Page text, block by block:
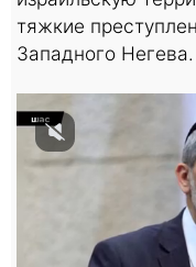
тяжкие
Западного Негева.